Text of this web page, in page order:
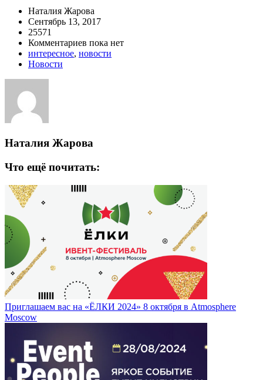
Наталия Жарова
Сентябрь 13, 2017
25571
Комментариев пока нет
интересное, новости
Новости
Наталия Жарова
Что ещё почитать:
Приглашаем вас на «ЁЛКИ 2024» 8 октября в Atmosphere
Moscow